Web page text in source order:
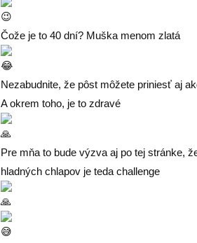
Čože je to 40 dní? Muška menom zlatá
Nezabudnite, že pôst môžete priniesť aj
A okrem toho, je to zdravé
Pre mňa to bude výzva aj po tej stránke,
hladných chlapov je teda challenge